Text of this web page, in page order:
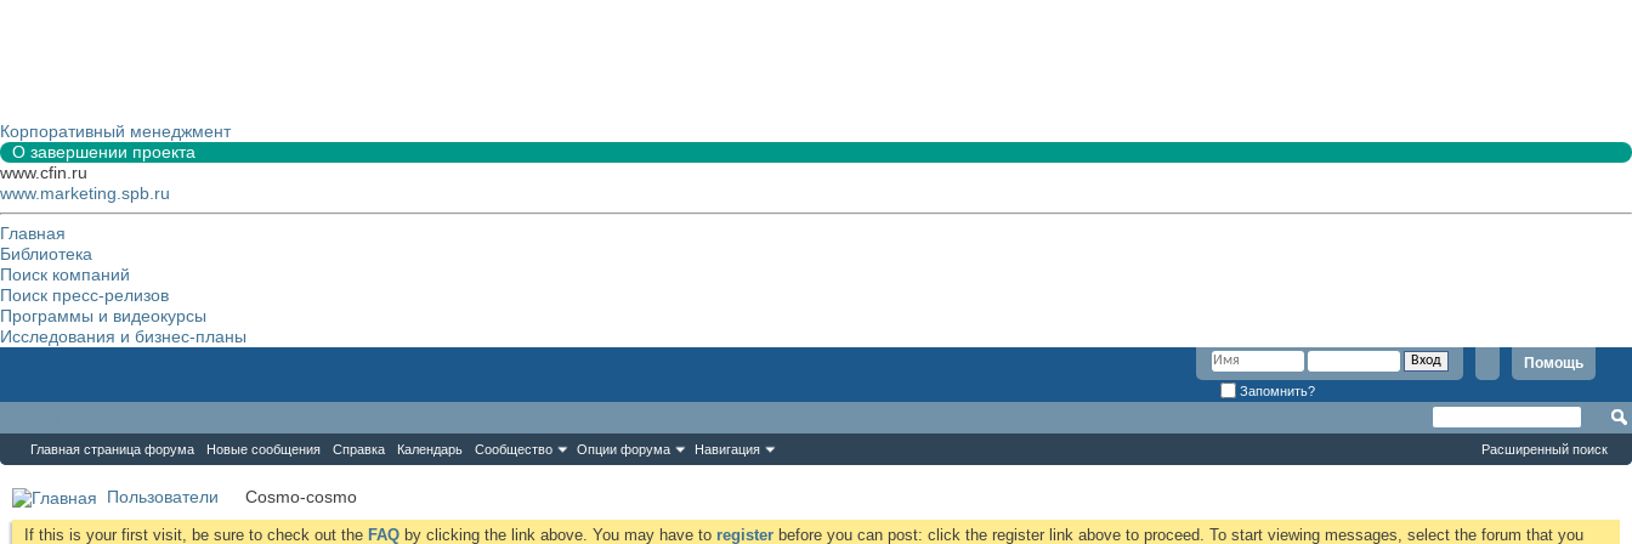
Корпоративный менеджмент
О завершении проекта
www.cfin.ru
www.marketing.spb.ru
Главная
Библиотека
Поиск компаний
Поиск пресс-релизов
Программы и видеокурсы
Исследования и бизнес-планы
Помощь
Запомнить?
Главная страница форума Новые сообщения Справка Календарь Сообщество Опции форума Навигация Расширенный поиск
Пользователи Cosmo-cosmo
If this is your first visit, be sure to check out the FAQ by clicking the link above. You may have to register before you can post: click the register link above to proceed. To start viewing messages, select the forum that you